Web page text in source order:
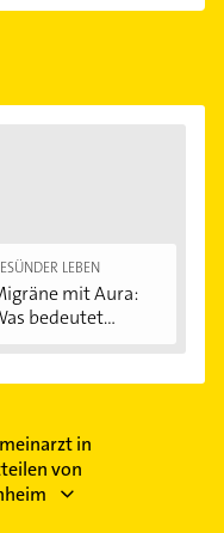
anzeigen lassen.
Öffnungszeiten.
LEBEN
mit Aura:
bedeutet...
in
von